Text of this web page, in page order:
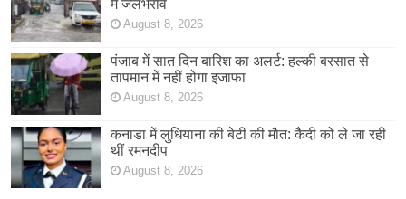
में जलभराव
August 8, 2026
पंजाब में सात दिन बारिश का अलर्ट: हल्की बरसात से
तापमान में नहीं होगा इजाफा
August 8, 2026
कनाडा में लुधियाना की बेटी की माैत: कैदी को ले जा रही
थीं रमनदीप
August 8, 2026